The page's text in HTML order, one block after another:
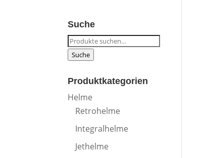
Suche
Suche
nach:
Suche
Produktkategorien
Helme
Retrohelme
Integralhelme
Jethelme